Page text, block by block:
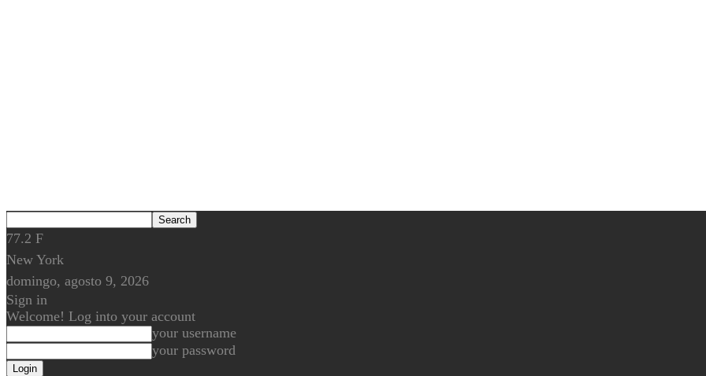
77.2 F
New York
domingo, agosto 9, 2026
Sign in
Welcome! Log into your account
your username
your password